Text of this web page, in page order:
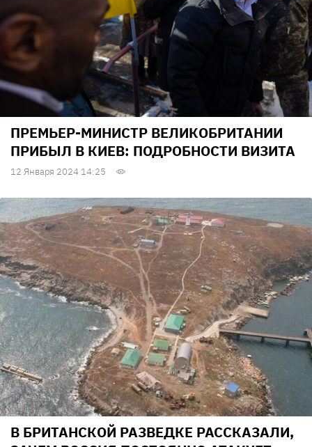
ПРЕМЬЕР-МИНИСТР ВЕЛИКОБРИТАНИИ
ПРИБЫЛ В КИЕВ: ПОДРОБНОСТИ ВИЗИТА
12 Января 2024 14:25
В БРИТАНСКОЙ РАЗВЕДКЕ РАССКАЗАЛИ,